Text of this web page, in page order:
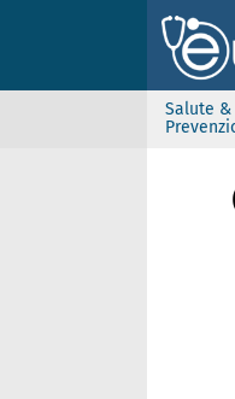
Salute &